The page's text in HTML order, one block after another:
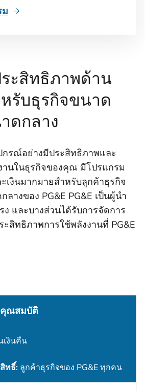
ะสิทธิภาพด้าน
รับธุรกิจขนาด
ดกลาง
รณ์อย่างมีประสิทธิภาพและ
านในธุรกิจของคุณ มีโปรแกรม
เงินมากมายสําหรับลูกค้าธุรกิจ
างของ PG&E PG&E เป็นผู้นํา
ง และบางส่วนได้รับการจัดการ
สิทธิภาพการใช้พลังงานที่ PG&E
คุณสมบัติ
เงินคืน
ทธิ์: ลูกค้าธุรกิจของ PG&E ทุกคน